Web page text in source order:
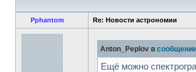
Pphantom Re: Новости астрономии
Anton_Peplov в
Ещё можно